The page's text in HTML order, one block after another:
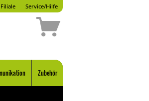
Filiale Service/Hilfe
Zubehör